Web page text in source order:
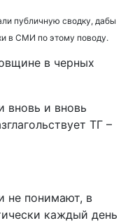
публичную сводку, дабы
в СМИ по этому поводу.
в черных
вновь и вновь
ТГ –
не понимают, в
каждый день